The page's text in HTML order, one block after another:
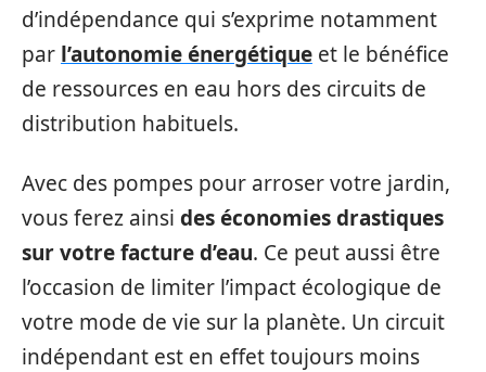
d’indépendance qui s’exprime notamment
par l’autonomie énergétique et le bénéfice
de ressources en eau hors des circuits de
distribution habituels.
Avec des pompes pour arroser votre jardin,
vous ferez ainsi des économies drastiques
sur votre facture d’eau. Ce peut aussi être
l’occasion de limiter l’impact écologique de
votre mode de vie sur la planète. Un circuit
indépendant est en effet toujours moins